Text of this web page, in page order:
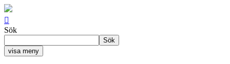

Sök
Sök
visa meny